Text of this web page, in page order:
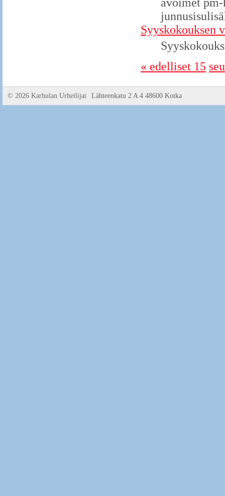
Syyskokouksen
« edelliset 15
© 2026 Karhulan Urheilijat Lähteenkatu 2 A 4 48600 Kotka